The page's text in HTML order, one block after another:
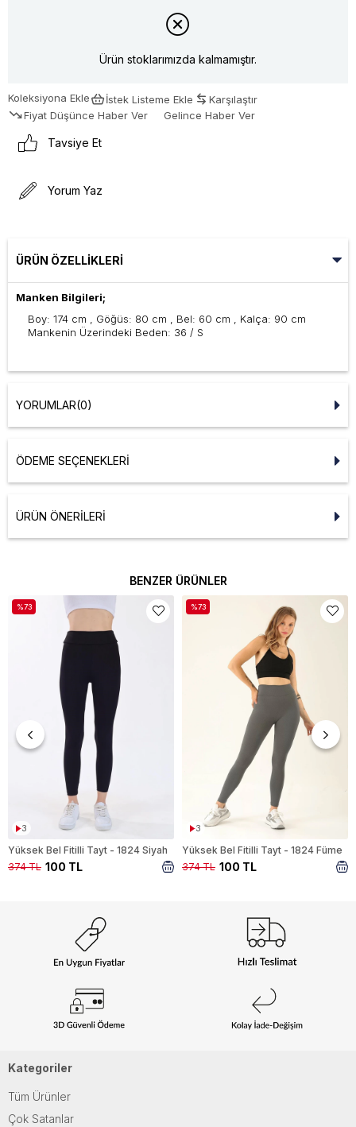
Ürün stoklarımızda kalmamıştır.
Koleksiyona Ekle İstek Listeme Ekle
Karşılaştır
Fiyat Düşünce Haber Ver
Gelince Haber Ver
Tavsiye Et
Yorum Yaz
ÜRÜN ÖZELLIKLERI
Manken Bilgileri;
Boy: 174 cm , Göğüs: 80 cm , Bel: 60 cm , Kalça: 90 cm
Mankenin Üzerindeki Beden: 36 / S
YORUMLAR(0)
ÖDEME SEÇENEKLERI
ÜRÜN ÖNERILERI
BENZER ÜRÜNLER
3
Yüksek Bel Fitilli Tayt - 1824 Siyah
100 TL
374 TL
%73
3
Yüksek Bel Fitilli Tayt - 1824 Füme
100 TL
374 TL
%73
Kategoriler
Tüm Ürünler
Çok Satanlar